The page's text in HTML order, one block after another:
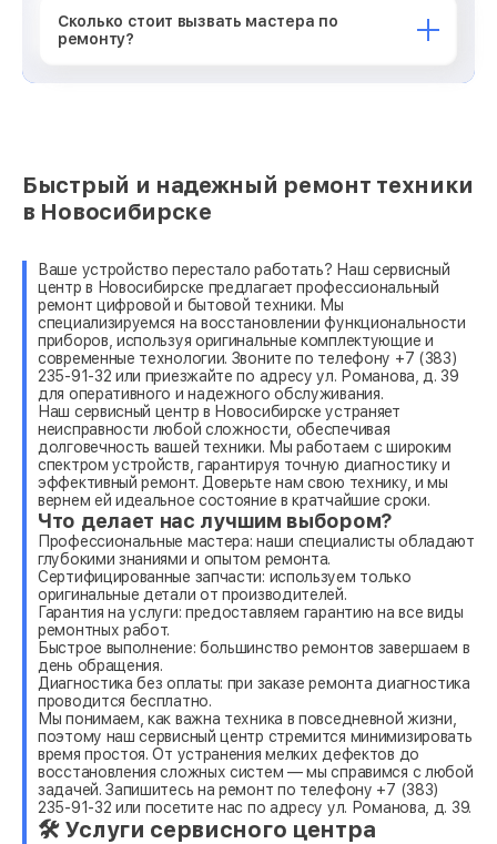
Сколько стоит вызвать мастера по
ремонту?
Быстрый и надежный ремонт техники
в Новосибирске
Ваше устройство перестало работать? Наш сервисный
центр в Новосибирске предлагает профессиональный
ремонт цифровой и бытовой техники. Мы
специализируемся на восстановлении функциональности
приборов, используя оригинальные комплектующие и
современные технологии. Звоните по телефону +7 (383)
235-91-32 или приезжайте по адресу ул. Романова, д. 39
для оперативного и надежного обслуживания.
Наш сервисный центр в Новосибирске устраняет
неисправности любой сложности, обеспечивая
долговечность вашей техники. Мы работаем с широким
спектром устройств, гарантируя точную диагностику и
эффективный ремонт. Доверьте нам свою технику, и мы
вернем ей идеальное состояние в кратчайшие сроки.
Что делает нас лучшим выбором?
Профессиональные мастера: наши специалисты обладают
глубокими знаниями и опытом ремонта.
Сертифицированные запчасти: используем только
оригинальные детали от производителей.
Гарантия на услуги: предоставляем гарантию на все виды
ремонтных работ.
Быстрое выполнение: большинство ремонтов завершаем в
день обращения.
Диагностика без оплаты: при заказе ремонта диагностика
проводится бесплатно.
Мы понимаем, как важна техника в повседневной жизни,
поэтому наш сервисный центр стремится минимизировать
время простоя. От устранения мелких дефектов до
восстановления сложных систем — мы справимся с любой
задачей. Запишитесь на ремонт по телефону +7 (383)
235-91-32 или посетите нас по адресу ул. Романова, д. 39.
🛠 Услуги сервисного центра